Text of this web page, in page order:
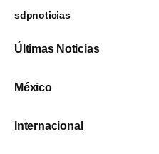
sdpnoticias
Últimas Noticias
México
Internacional